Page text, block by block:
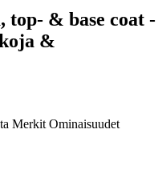
top- & base coat -
&
Merkit Ominaisuudet